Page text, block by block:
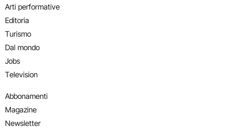
Arti performative
Editoria
Turismo
Dal mondo
Jobs
Television
Abbonamenti
Magazine
Newsletter